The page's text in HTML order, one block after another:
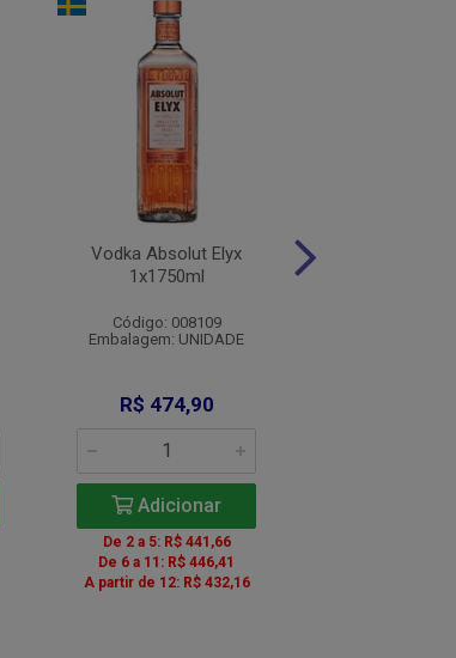
Vodka Absolut Elyx
1x1750ml
Código: 008109
Embalagem: UNIDADE
R$ 474,90
Adicionar
De 2 a 5: R$ 441,66
De 6 a 11: R$ 446,41
A partir de 12: R$ 432,16